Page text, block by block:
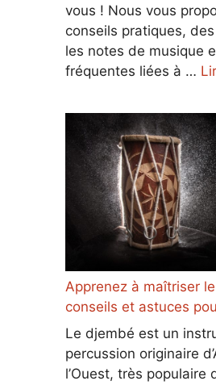
vous ! Nous vous
conseils pratiques,
les notes de musique
fréquentes liées à …
Apprenez à maîtriser
conseils et astuces
Le djembé est un
percussion originaire
l’Ouest, très populaire